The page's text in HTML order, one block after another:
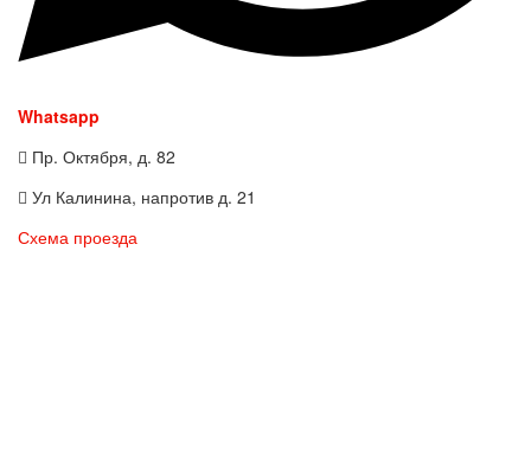
Whatsapp
Пр. Октября, д. 82
Ул Калинина, напротив д. 21
Схема проезда